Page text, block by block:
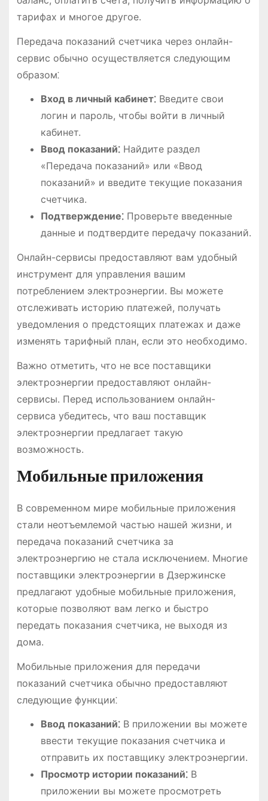
тарифах и многое другое.
Передача показаний счетчика через онлайн-
сервис обычно осуществляется следующим
образом⁚
Вход в личный кабинет⁚Введите свои
логин и пароль, чтобы войти в личный
кабинет.
Ввод показаний⁚Найдите раздел
«Передача показаний» или «Ввод
показаний» и введите текущие показания
счетчика.
Подтверждение⁚Проверьте введенные
данные и подтвердите передачу показаний.
Онлайн-сервисы предоставляют вам удобный
инструмент для управления вашим
потреблением электроэнергии. Вы можете
отслеживать историю платежей, получать
уведомления о предстоящих платежах и даже
изменять тарифный план, если это необходимо.
Важно отметить, что не все поставщики
электроэнергии предоставляют онлайн-
сервисы. Перед использованием онлайн-
сервиса убедитесь, что ваш поставщик
электроэнергии предлагает такую
возможность.
Мобильные приложения
В современном мире мобильные приложения
стали неотъемлемой частью нашей жизни, и
передача показаний счетчика за
электроэнергию не стала исключением. Многие
поставщики электроэнергии в Дзержинске
предлагают удобные мобильные приложения,
которые позволяют вам легко и быстро
передать показания счетчика, не выходя из
дома.
Мобильные приложения для передачи
показаний счетчика обычно предоставляют
следующие функции⁚
Ввод показаний⁚В приложении вы можете
ввести текущие показания счетчика и
отправить их поставщику электроэнергии.
Просмотр истории показаний⁚В
приложении вы можете просмотреть